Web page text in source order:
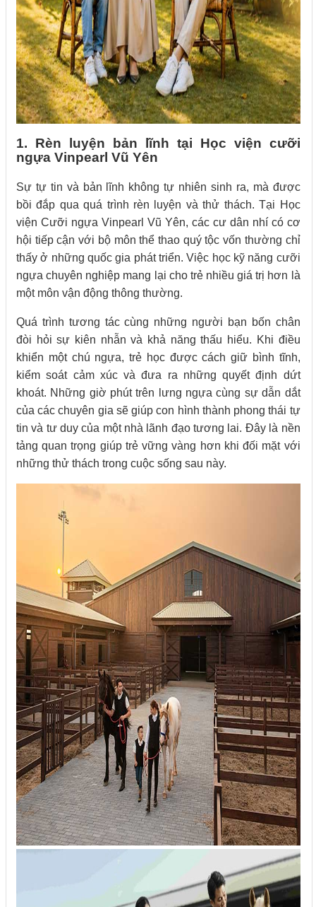
1. Rèn luyện bản lĩnh tại Học viện cưỡi
ngựa Vinpearl Vũ Yên
Sự tự tin và bản lĩnh không tự nhiên sinh ra, mà được
bồi đắp qua quá trình rèn luyện và thử thách. Tại Học
viện Cưỡi ngựa Vinpearl Vũ Yên, các cư dân nhí có cơ
hội tiếp cận với bộ môn thể thao quý tộc vốn thường chỉ
thấy ở những quốc gia phát triển. Việc học kỹ năng cưỡi
ngựa chuyên nghiệp mang lại cho trẻ nhiều giá trị hơn là
một môn vận động thông thường.
Quá trình tương tác cùng những người bạn bốn chân
đòi hỏi sự kiên nhẫn và khả năng thấu hiểu. Khi điều
khiển một chú ngựa, trẻ học được cách giữ bình tĩnh,
kiểm soát cảm xúc và đưa ra những quyết định dứt
khoát. Những giờ phút trên lưng ngựa cùng sự dẫn dắt
của các chuyên gia sẽ giúp con hình thành phong thái tự
tin và tư duy của một nhà lãnh đạo tương lai. Đây là nền
tảng quan trọng giúp trẻ vững vàng hơn khi đối mặt với
những thử thách trong cuộc sống sau này.